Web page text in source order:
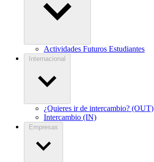
Actividades Futuros Estudiantes
Internacional
¿Quieres ir de intercambio? (OUT)
Intercambio (IN)
Empresas